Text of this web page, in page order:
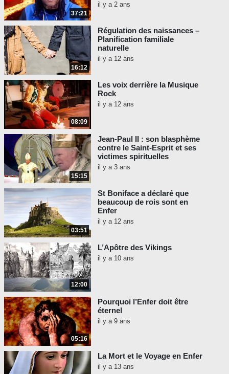
37:21
il y a 2 ans
16:12
Régulation des naissances –
Planification familiale
naturelle
il y a 12 ans
08:09
Les voix derrière la Musique
Rock
il y a 12 ans
15:15
Jean-Paul II : son blasphème
contre le Saint-Esprit et ses
victimes spirituelles
il y a 3 ans
03:51
St Boniface a déclaré que
beaucoup de rois sont en
Enfer
il y a 12 ans
12:00
L’Apôtre des Vikings
il y a 10 ans
05:16
Pourquoi l’Enfer doit être
éternel
il y a 9 ans
La Mort et le Voyage en Enfer
il y a 13 ans